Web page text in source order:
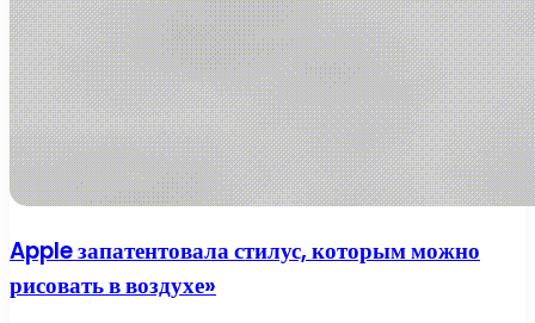
Apple запатентовала стилус, которым можно
рисовать в воздухе»